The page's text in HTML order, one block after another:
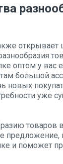
открывает
оптом у вас
большой
новых
уже
товаров
и поможет